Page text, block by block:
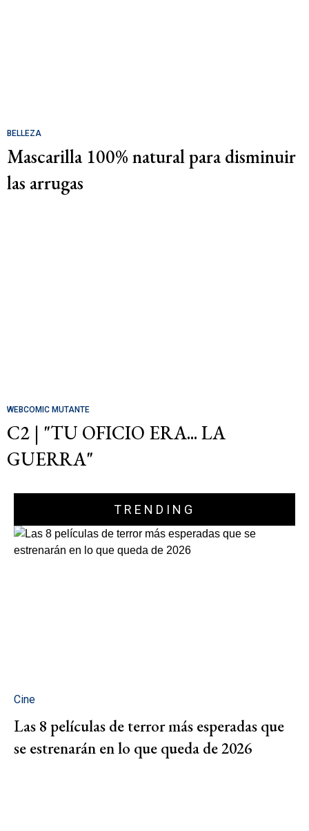
BELLEZA
Mascarilla 100% natural para disminuir
las arrugas
WEBCOMIC MUTANTE
C2 | "TU OFICIO ERA... LA
GUERRA"
TRENDING
Cine
Las 8 películas de terror más esperadas que
se estrenarán en lo que queda de 2026